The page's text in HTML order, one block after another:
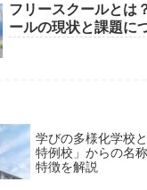
フリースクールとは
ールの現状と課題に
学びの多様化学校
特例校」からの名
特徴を解説